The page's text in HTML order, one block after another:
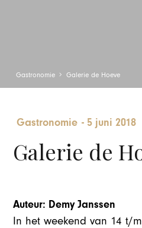
Gastronomie Galerie de Hoeve
Gastronomie - 5 juni 2018
Galerie de
Auteur: Demy Janssen
In het weekend van 14 t/